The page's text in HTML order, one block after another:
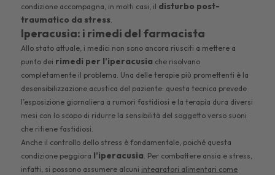
condizione accompagna, in molti casi, il disturbo post-
traumatico da stress.
Iperacusia: i rimedi del farmacista
Allo stato attuale, i medici non sono ancora riusciti a mettere a
punto dei rimedi per l’iperacusia che risolvano
completamente il problema. Una delle terapie più promettenti è la
desensibilizzazione acustica del paziente: questa tecnica prevede
l’esposizione giornaliera a rumori fastidiosi e la terapia dura diversi
mesi con lo scopo di ridurre la sensibilità del soggetto verso suoni
che ritiene fastidiosi.
Anche il controllo dello stress è fondamentale, poiché questa
condizione peggiora l’iperacusia. Per combattere ansia e stress,
infatti, si possono assumere alcuni integratori alimentari come